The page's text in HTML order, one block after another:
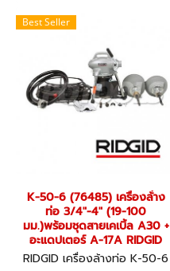
Best Seller
K-50-6 (76485) เครื่องล้่าง
ท่อ 3/4"-4" (19-100
มม.)พร้อมชุดสายเคเบิ้ล A30 +
อะแดปเตอร์ A-17A RIDGID
RIDGID เครื่องล้างท่อ K-50-6